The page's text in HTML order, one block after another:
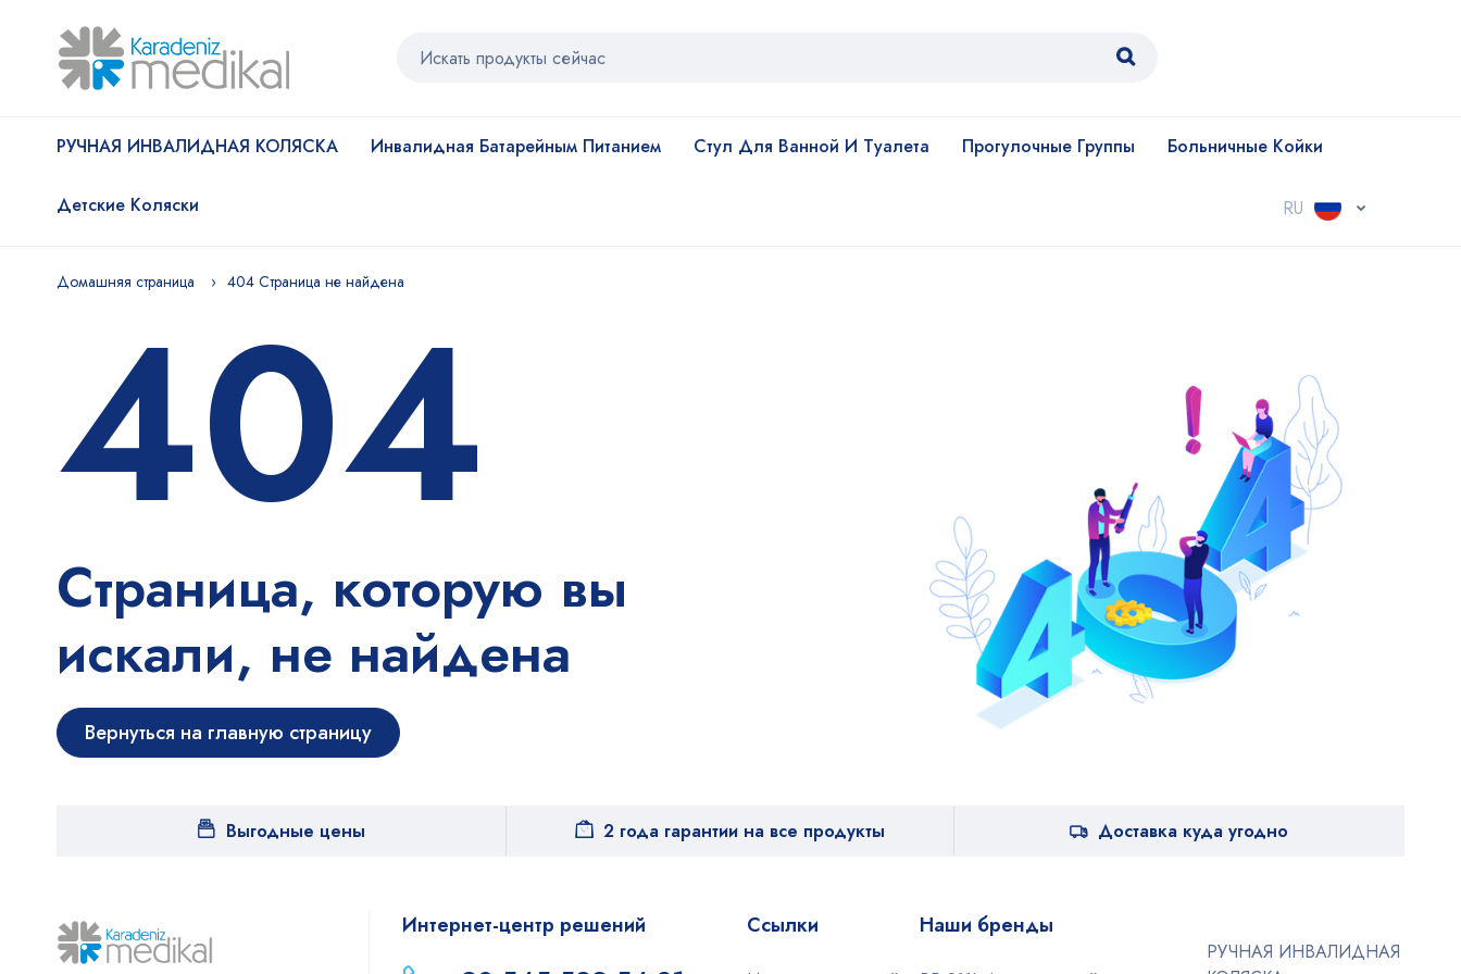
РУЧНАЯ ИНВАЛИДНАЯ КОЛЯСКА Инвалидная Батарейным Питанием Стул Для Ванной И Туалета Прогулочные Группы Больничные Койки
Детские Коляски RU
Домашняя страница 404 Страница не найдена
404
Страница, которую вы
искали, не найдена
Вернуться на главную страницу
Выгодные цены 2 года гарантии на все продукты Доставка куда угодно
Интернет-центр решений Ссылки Наши бренды
РУЧНАЯ ИНВАЛИДНАЯ